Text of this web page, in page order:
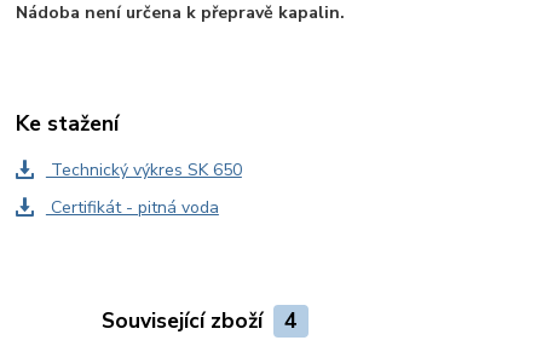
Nádoba není určena k přepravě kapalin.
Ke stažení
Technický výkres SK 650
Certifikát - pitná voda
Související zboží 4